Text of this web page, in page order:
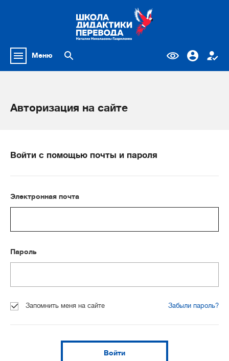
Меню
Авторизация на сайте
Войти с помощью почты и пароля
Электронная почта
Пароль
Запомнить меня на сайте Забыли пароль?
Войти